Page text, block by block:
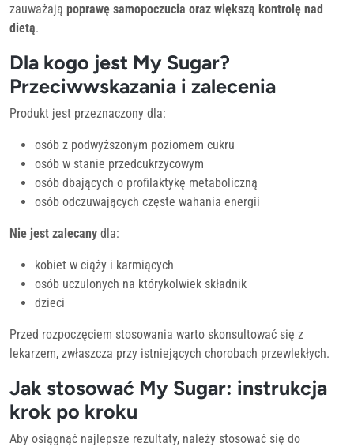
zauważają poprawę samopoczucia oraz większą kontrolę nad
dietą.
Dla kogo jest My Sugar?
Przeciwwskazania i zalecenia
Produkt jest przeznaczony dla:
osób z podwyższonym poziomem cukru
osób w stanie przedcukrzycowym
osób dbających o profilaktykę metaboliczną
osób odczuwających częste wahania energii
Nie jest zalecany dla:
kobiet w ciąży i karmiących
osób uczulonych na którykolwiek składnik
dzieci
Przed rozpoczęciem stosowania warto skonsultować się z
lekarzem, zwłaszcza przy istniejących chorobach przewlekłych.
Jak stosować My Sugar: instrukcja
krok po kroku
Aby osiągnąć najlepsze rezultaty, należy stosować się do